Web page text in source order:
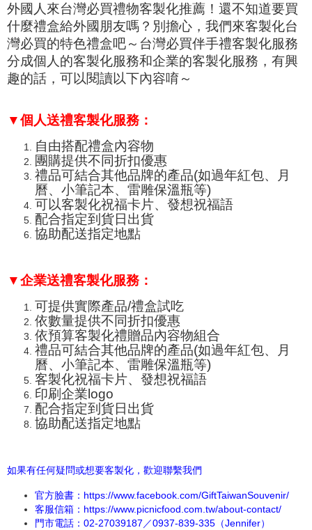
外國人來台灣必買禮物客製化推薦！還不知道要買
什麼禮盒給外國朋友嗎？別擔心，我們來客製化台
灣必買的特色禮盒吧～台灣必買伴手禮客製化服務
分成個人的客製化服務和企業的客製化服務，有興
趣的話，可以閱讀以下內容唷～
▼個人送禮客製化服務：
自由搭配禮盒內容物
團購提供不同折扣優惠
禮品可結合其他品牌的產品(如過年紅包、月
曆、小筆記本、 雷雕保溫瓶等)
可以客製化祝福卡片、發想祝福語
配合指定到貨日出貨
協助配送指定地點
▼企業送禮客製化服務：
可提供實際產品/禮盒試吃
依數量提供不同折扣優惠
依預算客製化禮贈品內容物組合
禮品可結合其他品牌的產品(如過年紅包、月
曆、小筆記本、 雷雕保溫瓶等)
客製化祝福卡片、發想祝福語
印刷企業logo
配合指定到貨日出貨
協助配送指定地點
如果有任何疑問或想要客製化，歡迎聯繫我們
官方臉書： https://www.facebook.com/GiftTaiwanSouvenir/
客服信箱：https://www.picnicfood.com.tw/about-contact/
門市電話：02-27039187／0937-839-335（Jennifer）